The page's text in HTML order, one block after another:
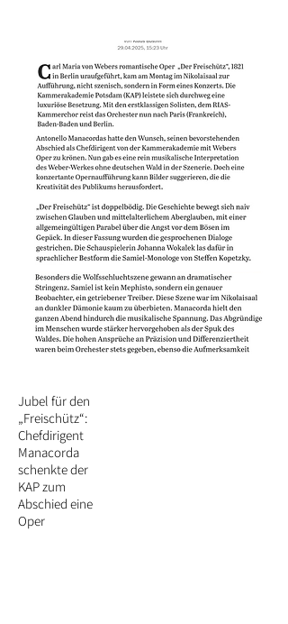
Jubel für den
„Freischütz“:
Chefdirigent
Manacorda
schenkte der
KAP zum
Abschied eine
Oper